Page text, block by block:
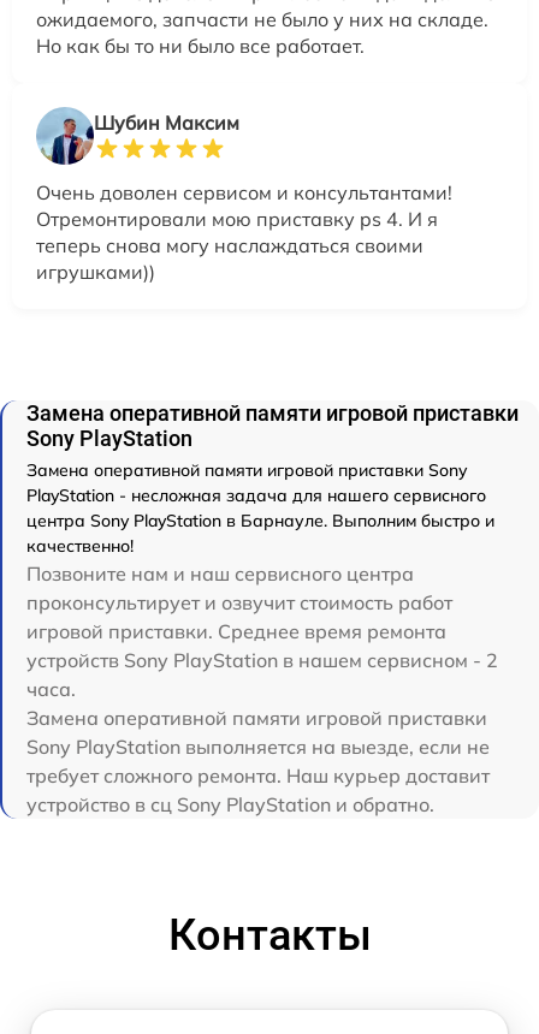
ожидаемого, запчасти не было у них на складе.
Но как бы то ни было все работает.
Шубин Максим
Очень доволен сервисом и консультантами!
Отремонтировали мою приставку ps 4. И я
теперь снова могу наслаждаться своими
игрушками))
Замена оперативной памяти игровой приставки
Sony PlayStation
Замена оперативной памяти игровой приставки Sony
PlayStation - несложная задача для нашего сервисного
центра Sony PlayStation в Барнауле. Выполним быстро и
качественно!
Позвоните нам и наш сервисного центра
проконсультирует и озвучит стоимость работ
игровой приставки. Среднее время ремонта
устройств Sony PlayStation в нашем сервисном - 2
часа.
Замена оперативной памяти игровой приставки
Sony PlayStation выполняется на выезде, если не
требует сложного ремонта. Наш курьер доставит
устройство в сц Sony PlayStation и обратно.
Контакты